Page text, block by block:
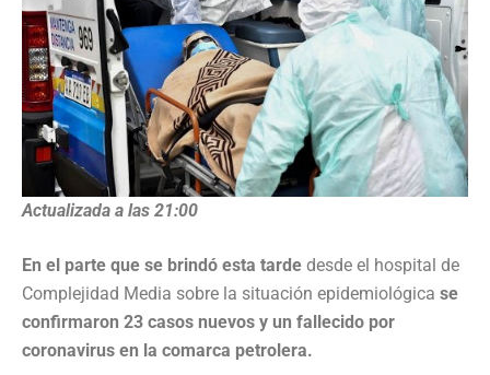
Actualizada a las 21:00
En el parte que se brindó esta tarde desde el hospital de
Complejidad Media sobre la situación epidemiológica se
confirmaron 23 casos nuevos y un fallecido por
coronavirus en la comarca petrolera.